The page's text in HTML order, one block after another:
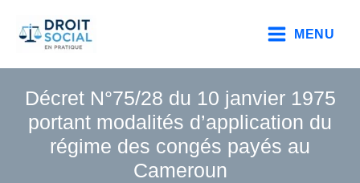
contenu
MENU
Décret N°75/28 du 10 janvier 1975
portant modalités d’application du
régime des congés payés au
Cameroun